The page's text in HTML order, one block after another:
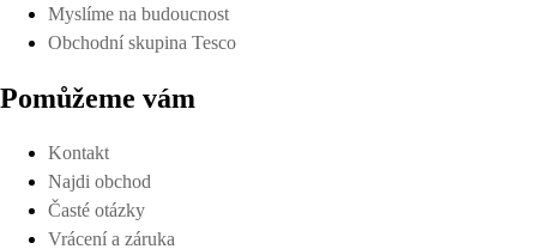
Myslíme na budoucnost
Obchodní skupina Tesco
Pomůžeme vám
Kontakt
Najdi obchod
Časté otázky
Vrácení a záruka